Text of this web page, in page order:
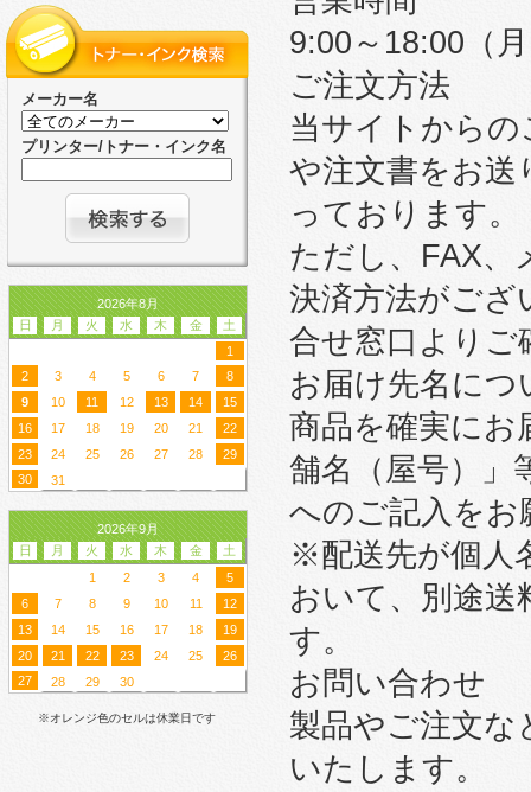
メーカー名
プリンター/トナー・インク名
2026年8月
日
月 火 水 木 金
土
1
2
3 4 5 6 7
8
9
10 11 12 13 14
15
16
17 18 19 20 21
22
23
24 25 26 27 28
29
30
31
2026年9月
日
月 火 水 木 金
土
1
2 3 4
5
6
7 8 9 10 11
12
13
14 15 16 17 18
19
20
21 22 23 24 25
26
27
28 29 30
※オレンジ色のセルは休業日です
9:00～18:00（
ご注文方法
当サイトから
や注文書をお送
っております。
ただし、FAX、
決済方法がござ
合せ窓口よりご
お届け先名につ
商品を確実にお
舗名（屋号）」
へのご記入をお
※配送先が個人
おいて、別途送
す。
お問い合わせ
製品やご注文な
いたします。